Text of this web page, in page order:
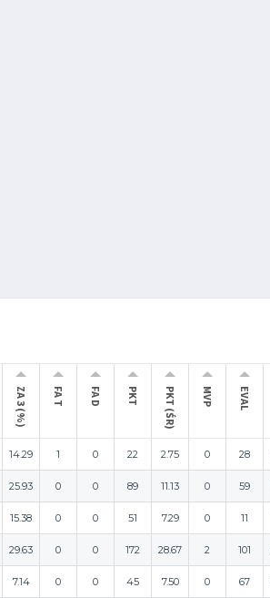
ZA 3 (%) FA T FA D PKT PKT (ŚR) MVP EVAL
14.29 1 0 22 2.75 0 28
25.93 0 0 89 11.13 0 59
15.38 0 0 51 7.29 0 11
29.63 0 0 172 28.67 2 101
7.14 0 0 45 7.50 0 67